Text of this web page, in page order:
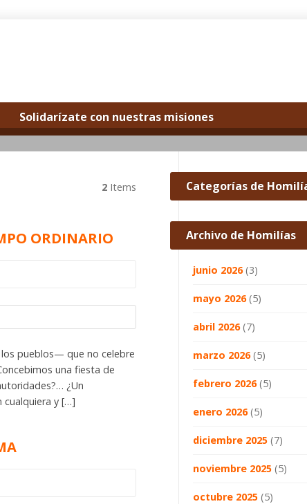
Solidarízate con nuestras misiones
2 Items
ORDINARIO
pueblos— que no celebre
una fiesta de
¿Un
cualquiera y […]
Categorías de
Archivo de Homilías
junio 2026(3)
mayo 2026(5)
abril 2026(7)
marzo 2026(5)
febrero 2026(5)
enero 2026(5)
diciembre 2025 (7)
noviembre 2025 (5)
octubre 2025 (5)